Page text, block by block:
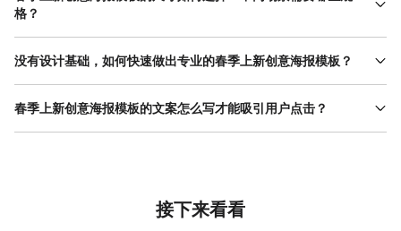
格？
春季上新创意海报模板的尺寸需根据投放场景确定。社交媒体封面
（如微信公众号头图）常用900x383像素，需确保核心信息在中间
60x160厘米，字体需足够大（主标题建议100号以上），确保远处
没有设计基础，如何快速做出专业的春季上新创意海报模板？
零基础用户可通过“套用模板+微调”的方式快速制作春季上新创意海
报模板。首先，选择与品牌调性匹配的模板（如轻奢品牌选简约
景色为渐变绿。美图设计室的模板库包含大量春季主题模板，覆盖
春季上新创意海报模板的文案怎么写才能吸引用户点击？
春季上新创意海报模板的文案需突出“季节感+利益点”，同时控制字
标题可写“春日焕新 5折起”，副标题补充“3月1日-3月10日 限时抢
购”，再搭配一个行动按钮（如“立即购买”）。若文案较长，可通过
接下来看看